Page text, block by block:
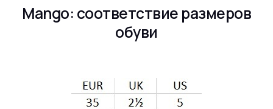
Mango: соответствие размеров
обуви